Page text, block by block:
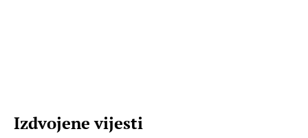
Izdvojene vijesti